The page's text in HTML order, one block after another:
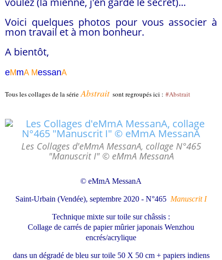
Voici quelques photos pour vous associer à
mon travail et à mon bonheur.
A bientôt,
eMmA MessanA
Tous les collages de la série Abstrait sont regroupés ici : #Abstrait
Les Collages d'eMmA MessanA, collage N°465
"Manuscrit I" © eMmA MessanA
© eMmA MessanA
Saint-Urbain (Vendée), septembre 2020 - N°465 Manuscrit I
Technique mixte sur toile sur châssis :
Collage de carrés de papier mûrier japonais Wenzhou
encrés/acrylique
dans un dégradé de bleu sur toile 50 X 50cm + papiers indiens